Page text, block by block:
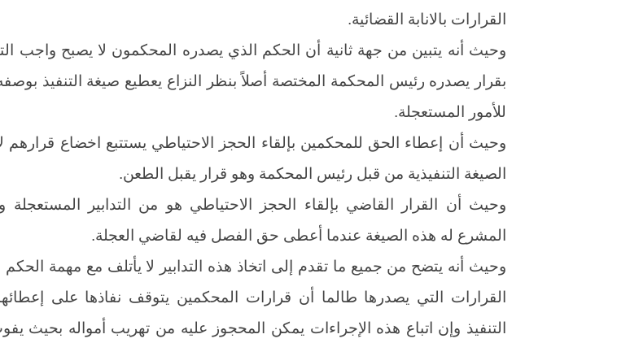
القرارات بالانابة القضائية.
وحيث أنه يتبين من جهة ثانية أن الحكم الذي يصدره المحكمون لا يصبح واجب
بقرار يصدره رئيس المحكمة المختصة أصلاً بنظر النزاع يعطيع صيغة التنفيذ
للأمور المستعجلة.
وحيث أن إعطاء الحق للمحكمين بإلقاء الحجز الاحتياطي يستتبع اخضاع قرارهم
الصيغة التنفيذية من قبل رئيس المحكمة وهو قرار يقبل الطعن.
وحيث أن القرار القاضي بإلقاء الحجز الاحتياطي هو من التدابير المستعجلة
المشرع له هذه الصيغة عندما أعطى حق الفصل فيه لقاضي العجلة.
وحيث أنه يتضح من جميع ما تقدم إلى اتخاذ هذه التدابير لا يأتلف مع مهمة الحكم
القرارات التي يصدرها طالما أن قرارات المحكمين يتوقف نفاذها على
التنفيذ وإن اتباع هذه الإجراءات يمكن المحجوز عليه من تهريب أمواله بحيث